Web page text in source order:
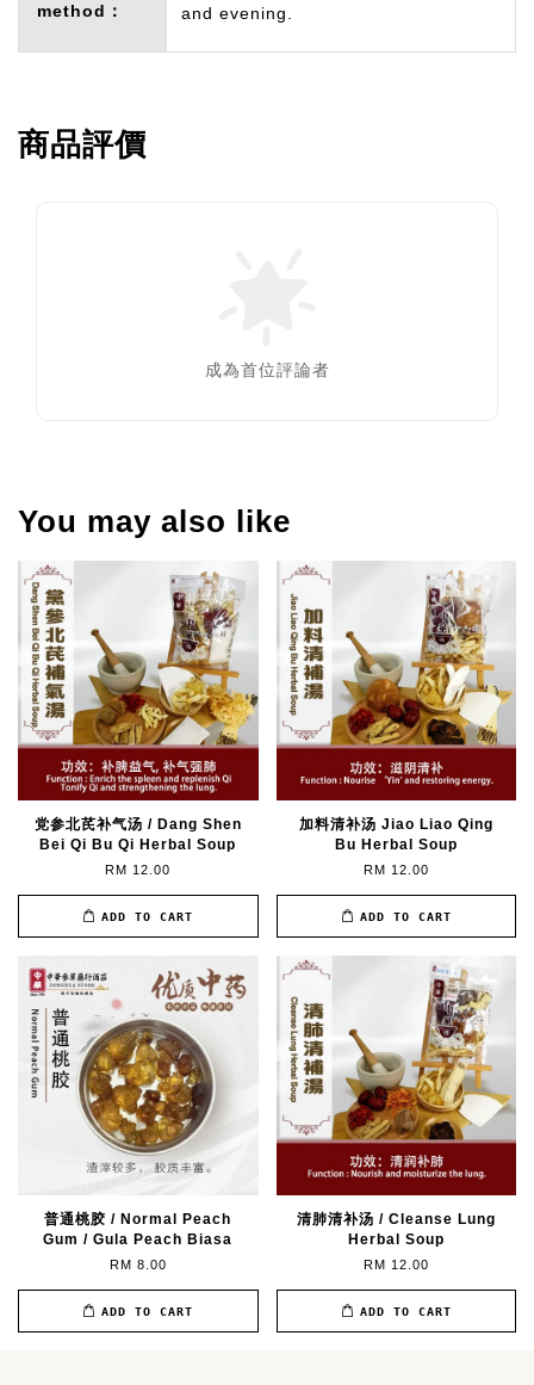
method：
and evening.
商品評價
成為首位評論者
You may also like
党参北芪补气汤 / Dang Shen
Bei Qi Bu Qi Herbal Soup
RM 12.00
ADD TO CART
加料清补汤 Jiao Liao Qing
Bu Herbal Soup
RM 12.00
ADD TO CART
普通桃胶 / Normal Peach
Gum / Gula Peach Biasa
RM 8.00
ADD TO CART
清肺清补汤 / Cleanse Lung
Herbal Soup
RM 12.00
ADD TO CART